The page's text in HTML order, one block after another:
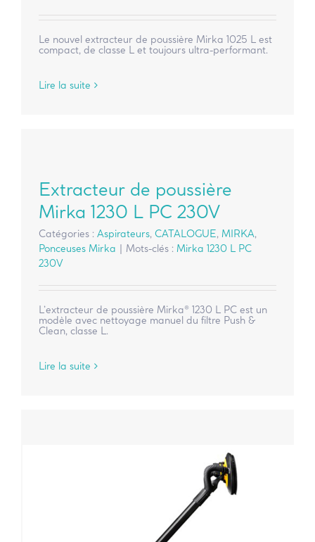
Le nouvel extracteur de poussière Mirka 1025 L est
compact, de classe L et toujours ultra-performant.
Lire la suite
Extracteur de poussière
Mirka 1230 L PC 230V
Catégories : Aspirateurs, CATALOGUE, MIRKA,
Ponceuses Mirka | Mots-clés : Mirka 1230 L PC
230V
L’extracteur de poussière Mirka® 1230 L PC est un
modèle avec nettoyage manuel du filtre Push &
Clean, classe L.
Lire la suite